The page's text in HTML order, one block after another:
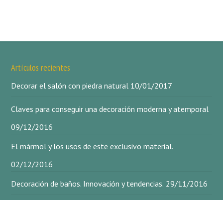
Artículos recientes
Decorar el salón con piedra natural 10/01/2017
Claves para conseguir una decoración moderna y atemporal
09/12/2016
El mármol y los usos de este exclusivo material.
02/12/2016
Decoración de baños. Innovación y tendencias. 29/11/2016